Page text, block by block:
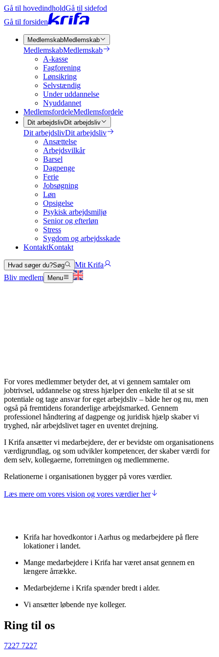
Gå til hovedindholdGå til sidefod
Gå til forsiden
MedlemskabMedlemskab
MedlemskabMedlemskab
A-kasse
Fagforening
Lønsikring
Selvstændig
Under uddannelse
Nyuddannet
MedlemsfordeleMedlemsfordele
Dit arbejdslivDit arbejdsliv
Dit arbejdslivDit arbejdsliv
Ansættelse
Arbejdsvilkår
Barsel
Dagpenge
Ferie
Jobsøgning
Løn
Opsigelse
Psykisk arbejdsmiljø
Senior og efterløn
Stress
Sygdom og arbejdsskade
KontaktKontakt
Hvad søger du?Søg
Mit Krifa
Bliv medlem
Menu
For vores medlemmer betyder det, at vi gennem samtaler om
jobtrivsel, uddannelse og stress hjælper den enkelte til at se sit
potentiale og tage ansvar for eget arbejdsliv – både her og nu, men
også på fremtidens foranderlige arbejdsmarked. Gennem
professionel håndtering af dagpenge og juridisk hjælp skaber vi
tryghed, når arbejdslivet tager en uventet drejning.
I Krifa ansætter vi medarbejdere, der er bevidste om organisationens
værdigrundlag, og som udvikler kompetencer, der skaber værdi for
dem selv, kollegaerne, forretningen og medlemmerne.
Relationerne i organisationen bygger på vores værdier.
Læs mere om vores vision og vores værdier her
Krifa har hovedkontor i Aarhus og medarbejdere på flere
lokationer i landet.
Mange medarbejdere i Krifa har været ansat gennem en
længere årrække.
Medarbejderne i Krifa spænder bredt i alder.
Vi ansætter løbende nye kolleger.
Ring til os
7227 7227